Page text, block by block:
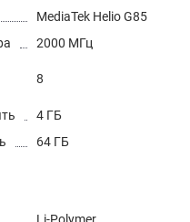
MediaTek Helio G85
2000 МГц
8
4 ГБ
64 ГБ